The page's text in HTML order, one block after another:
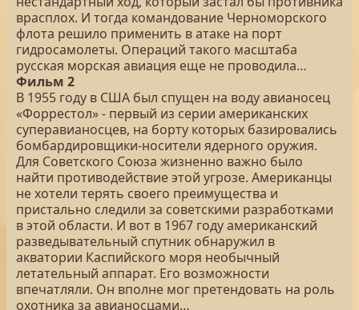
врасплох. И тогда командование Черноморского
флота решило применить в атаке на порт
гидросамолеты. Операций такого масштаба
русская морская авиация еще не проводила…
Фильм 2
В 1955 году в США был спущен на воду авианосец
«Форрестол» - первый из серии американских
суперавианосцев, на борту которых базировались
бомбардировщики-носители ядерного оружия.
Для Советского Союза жизненно важно было
найти противодействие этой угрозе. Американцы
не хотели терять своего преимущества и
пристально следили за советскими разработками
в этой области. И вот в 1967 году американский
разведывательный спутник обнаружил в
акватории Каспийского моря необычный
летательный аппарат. Его возможности
впечатляли. Он вполне мог претендовать на роль
охотника за авианосцами…